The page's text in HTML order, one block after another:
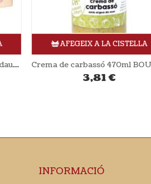
AFEGEIX A LA CISTELLA
4,02
INFORMACIÓ